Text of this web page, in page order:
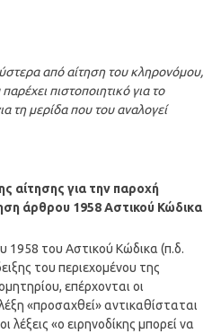
από αίτηση του κληρονόμου,
πιστοποιητικό για το
τη μερίδα που του αναλογεί
αίτησης για την παροχή
άρθρου 1958 Αστικού Κώδικα
1958 του Αστικού Κώδικα (π.δ.
του περιεχομένου της
επέρχονται οι
«προσαχθεί» αντικαθίσταται
λέξεις «ο ειρηνοδίκης μπορεί να